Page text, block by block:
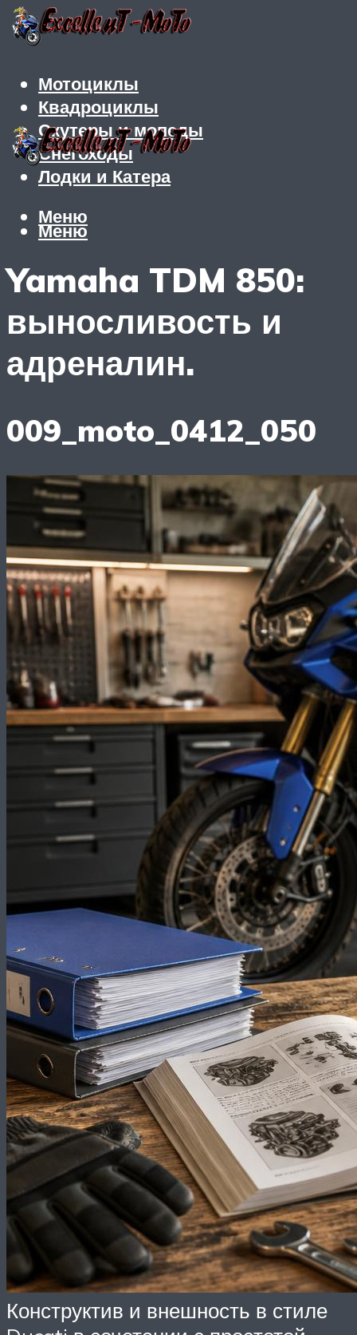
Мотоциклы
Квадроциклы
Скутеры и мопеды
Снегоходы
Лодки и Катера
Меню
Меню
Yamaha TDM 850:
выносливость и
адреналин.
009_moto_0412_050
Конструктив и внешность в стиле